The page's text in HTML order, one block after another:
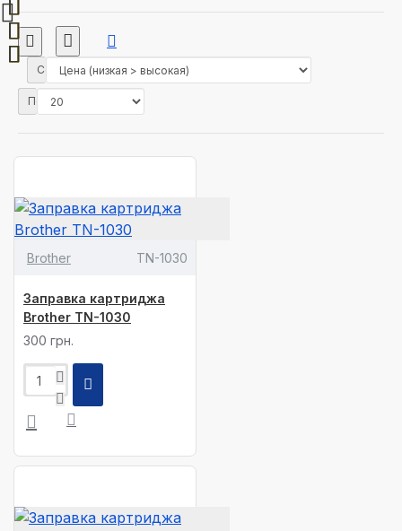
Сортировка:
Показать:
Brother TN-1030
Заправка картриджа
Brother TN-1030
300 грн.